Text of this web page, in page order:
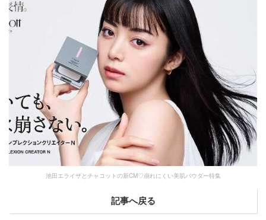
池田エライザとチャコットの新CM♡崩れにくい美肌パウダー特集
記事へ戻る